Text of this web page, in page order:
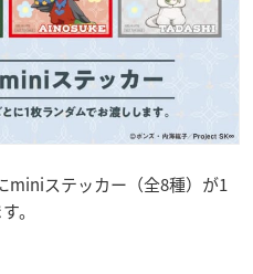
miniステッカー（全8種）が1
。